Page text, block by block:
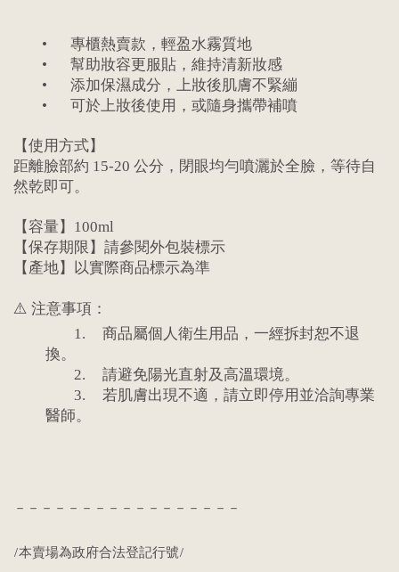
•
專櫃熱賣款，輕盈水霧質地
•
幫助妝容更服貼，維持清新妝感
•
添加保濕成分，上妝後肌膚不緊繃
•
可於上妝後使用，或隨身攜帶補噴
【使用方式】
距離臉部約 15-20 公分，閉眼均勻噴灑於全臉，等待自
然乾即可。
【容量】100ml
【保存期限】請參閱外包裝標示
【產地】以實際商品標示為準
⚠️ 注意事項：
1.
商品屬個人衛生用品，一經拆封恕不退
換。
2.
請避免陽光直射及高溫環境。
3.
若肌膚出現不適，請立即停用並洽詢專業
醫師。
－－－－－－－－－－－－－－－－－
/本賣場為政府合法登記行號/